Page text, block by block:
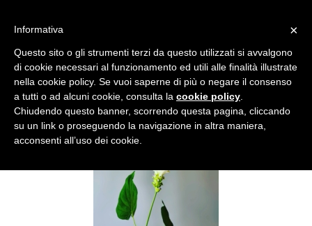
Il Blog del Garden Club di Bologna
accetta l'uso dei cookies previsto nella pagina dedicata.
Fai clic per abilitare/disabilitare il tracciamento di
Google Analytics.
OK Privacy e cookie policy
×
Informativa
Questo sito o gli strumenti terzi da questo utilizzati si avvalgono
di cookie necessari al funzionamento ed utili alle finalità illustrate
nella cookie policy. Se vuoi saperne di più o negare il consenso
a tutti o ad alcuni cookie, consulta la cookie policy
Chiudendo questo banner, scorrendo questa pagina, cliccando
su un link o proseguendo la navigazione in altra maniera,
acconsenti all’uso dei cookie.